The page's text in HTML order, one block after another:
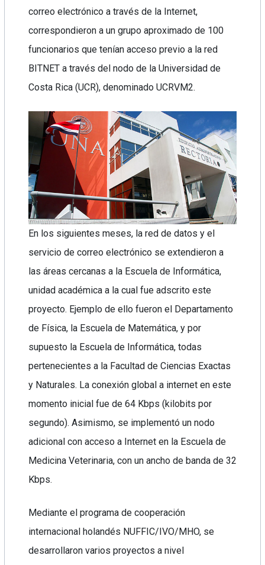
correo electrónico a través de la Internet,
correspondieron a un grupo aproximado de 100
funcionarios que tenían acceso previo a la red
BITNET a través del nodo de la Universidad de
Costa Rica (UCR), denominado UCRVM2.
En los siguientes meses, la red de datos y el
servicio de correo electrónico se extendieron a
las áreas cercanas a la Escuela de Informática,
unidad académica a la cual fue adscrito este
proyecto. Ejemplo de ello fueron el Departamento
de Física, la Escuela de Matemática, y por
supuesto la Escuela de Informática, todas
pertenecientes a la Facultad de Ciencias Exactas
y Naturales. La conexión global a internet en este
momento inicial fue de 64 Kbps (kilobits por
segundo). Asimismo, se implementó un nodo
adicional con acceso a Internet en la Escuela de
Medicina Veterinaria, con un ancho de banda de 32
Kbps.
Mediante el programa de cooperación
internacional holandés NUFFIC/IVO/MHO, se
desarrollaron varios proyectos a nivel